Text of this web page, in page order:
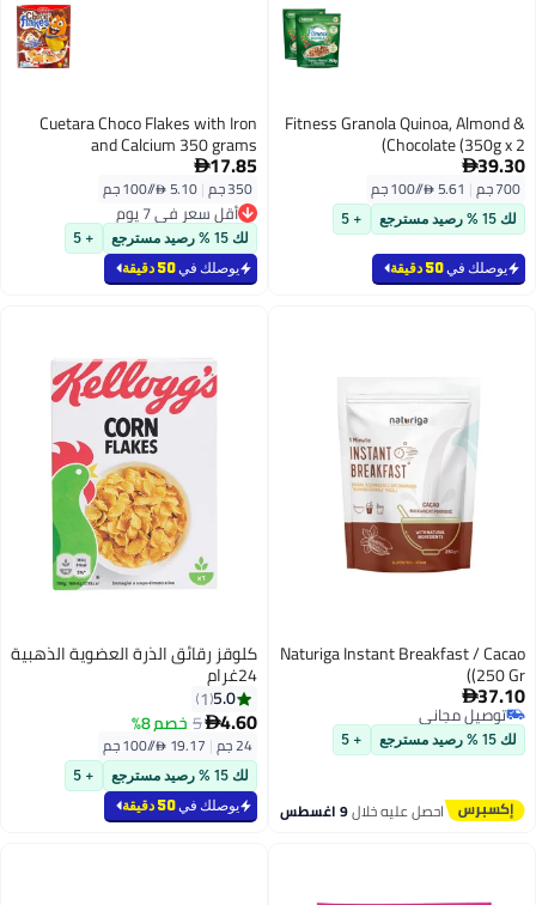
Fitness Granola Quinoa, Almond &
Chocolate (350g x 2)
39.30
700 جم |
لك 15 % رصيد مسترجع + 5
يوصلك في50 دقيقة
Cuetara Choco Flakes with Iron
and Calcium 350 grams
17.85
350 جم |
أقل سعر في 7 يوم
أقل سعر في 7 يوملك 15 % رصيد مسترجع + 5
يوصلك في50 دقيقة
Naturiga Instant Breakfast / Cacao
(250 Gr)
37.10
توصيل مجاني
توصيل مجانيلك 15 % رصيد مسترجع + 5
احصل عليه خلال9 اغسطس
كلوقز رقائق الذرة العضوية الذهبية
24غرام
5.0
1
4.60
5خصم 8%
24 جم |
لك 15 % رصيد مسترجع + 5
يوصلك في50 دقيقة